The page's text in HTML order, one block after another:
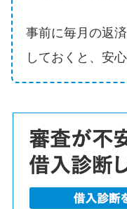
事前に毎月の返
しておくと、安